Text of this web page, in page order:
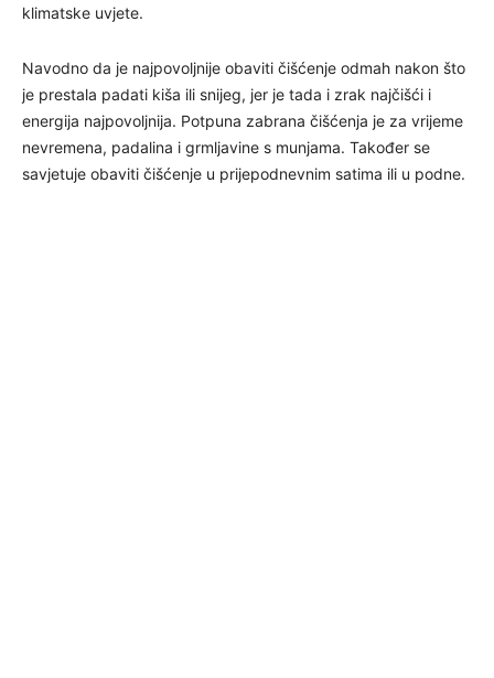
klimatske uvjete.
Navodno da je najpovoljnije obaviti čišćenje odmah nakon što
je prestala padati kiša ili snijeg, jer je tada i zrak najčišći i
energija najpovoljnija. Potpuna zabrana čišćenja je za vrijeme
nevremena, padalina i grmljavine s munjama. Također se
savjetuje obaviti čišćenje u prijepodnevnim satima ili u podne.